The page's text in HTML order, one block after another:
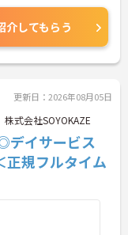
す。
さら
さ
介してもらう
更新日：2026年08月05日
株式会社SOYOKAZE
デイサービス
規フルタイム